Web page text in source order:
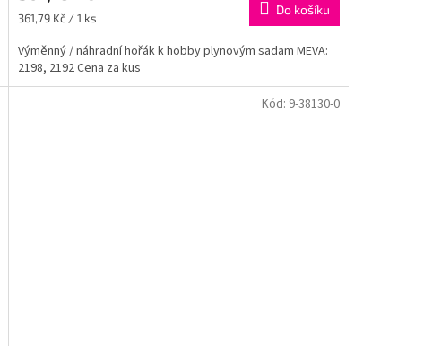
Měrná
361,79 Kč / 1 ks
Do košíku
Výměnný / náhradní hořák k hobby plynovým sadam MEVA:
2198, 2192 Cena za kus
Kód: 9-38130-0